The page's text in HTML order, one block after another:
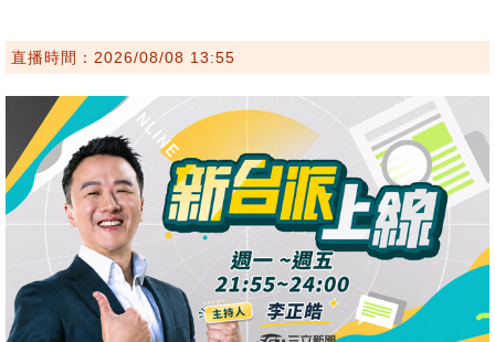
直播時間：2026/08/08 13:55